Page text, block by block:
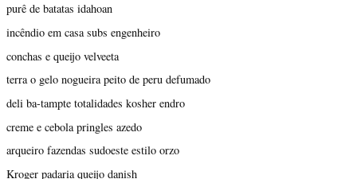
purê de batatas idahoan
incêndio em casa subs engenheiro
conchas e queijo velveeta
terra o gelo nogueira peito de peru defumado
deli ba-tampte totalidades kosher endro
creme e cebola pringles azedo
arqueiro fazendas sudoeste estilo orzo
Kroger padaria queijo danish